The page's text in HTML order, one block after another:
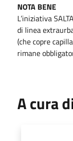
NOTA BENE
L’iniziativa
di linea
(che copre
rimane
A cura